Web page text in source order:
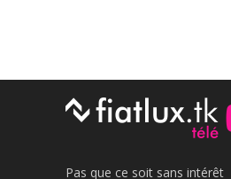
Pas que ce soit sans intérêt